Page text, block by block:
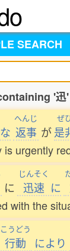
SEARCH
'迅'
な
へんじ
返事 が
ぜ
是
is urgently
に
じんそく
迅速 に
with the
こうどう
行動 により